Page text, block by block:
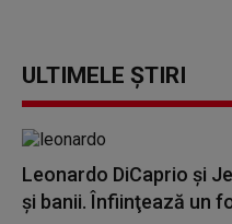
ULTIMELE ȘTIRI
Leonardo DiCaprio şi
și banii. Înfiinţează un